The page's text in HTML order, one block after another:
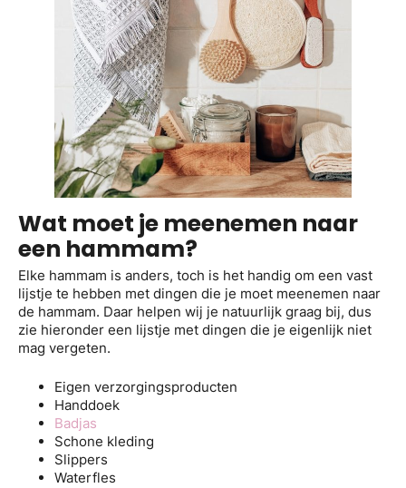
Wat moet je meenemen naar
een hammam?
Elke hammam is anders, toch is het handig om een vast
lijstje te hebben met dingen die je moet meenemen naar
de hammam. Daar helpen wij je natuurlijk graag bij, dus
zie hieronder een lijstje met dingen die je eigenlijk niet
mag vergeten.
Eigen verzorgingsproducten
Handdoek
Badjas
Schone kleding
Slippers
Waterfles